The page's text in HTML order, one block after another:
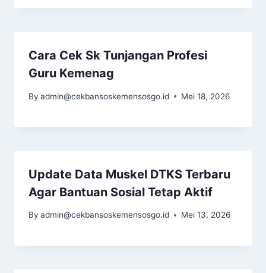
Cara Cek Sk Tunjangan Profesi
Guru Kemenag
By admin@cekbansoskemensosgo.id Mei 18, 2026
Update Data Muskel DTKS Terbaru
Agar Bantuan Sosial Tetap Aktif
By admin@cekbansoskemensosgo.id Mei 13, 2026